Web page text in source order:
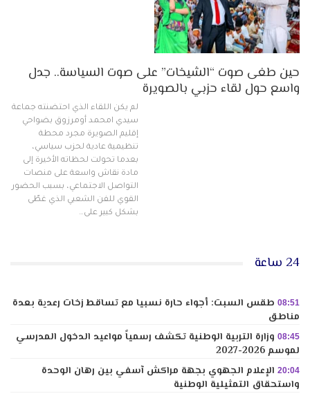
حين طغى صوت “الشيخات” على صوت السياسة.. جدل
واسع حول لقاء حزبي بالصويرة
لم يكن اللقاء الذي احتضنته جماعة
سيدي امحمد أومرزوق بضواحي
إقليم الصويرة مجرد محطة
تنظيمية عادية لحزب سياسي،
بعدما تحولت لحظاته الأخيرة إلى
مادة نقاش واسعة على منصات
التواصل الاجتماعي، بسبب الحضور
القوي للفن الشعبي الذي غطّى
بشكل كبير على…
24 ساعة
08:51 طقس السبت: أجواء حارة نسبيا مع تساقط زخات رعدية بعدة
مناطق
08:45 وزارة التربية الوطنية تكشف رسمياً مواعيد الدخول المدرسي
لموسم 2026-2027
20:04 الإعلام الجهوي بجهة مراكش آسفي بين رهان الوحدة
واستحقاق التمثيلية الوطنية